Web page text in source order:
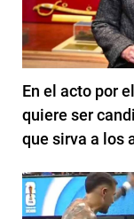
En el acto por
quiere ser
que sirva a los